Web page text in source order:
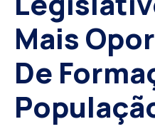
Mais
De